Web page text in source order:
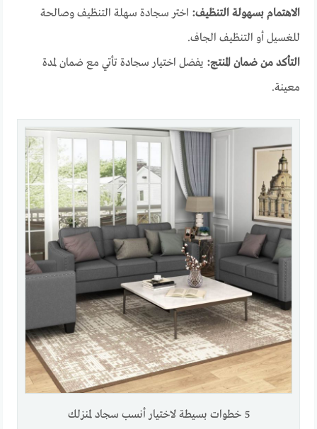
الاهتمام بسهولة التنظيف: اختر سجادة سهلة التنظيف وصالحة
للغسيل أو التنظيف الجاف.
التأكد من ضمان المنتج: يفضل اختيار سجادة تأتي مع ضمان لمدة
معينة.
5 خطوات بسيطة لاختيار أنسب سجاد لمنزلك